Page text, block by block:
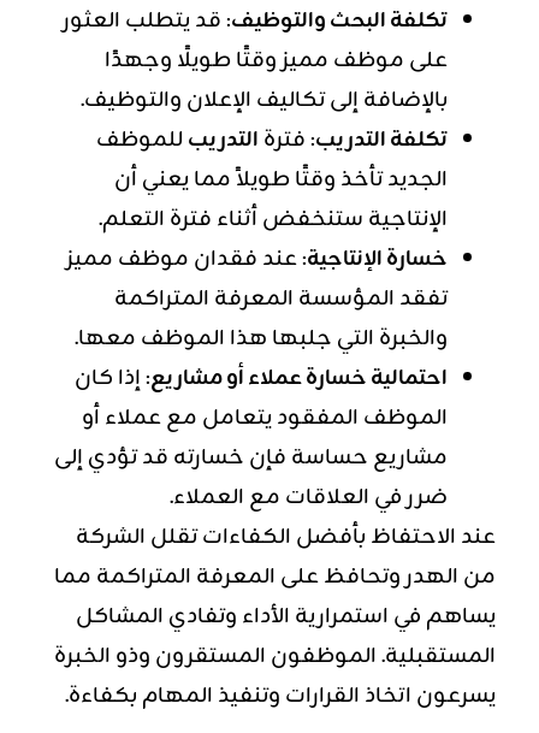
تكلفة البحث والتوظيف: قد يتطلب العثور
على موظف مميز وقتًا طويلًا وجهدًا
بالإضافة إلى تكاليف الإعلان والتوظيف.
تكلفة التدريب: فترةالتدريبللموظف
الجديد تأخذ وقتًا طويلاً مما يعني أن
الإنتاجية ستنخفض أثناء فترة التعلم.
خسارة الإنتاجية: عند فقدان موظف مميز
تفقد المؤسسة المعرفة المتراكمة
والخبرة التي جلبها هذا الموظف معها.
احتمالية خسارة عملاء أو مشاريع: إذا كان
الموظف المفقود يتعامل مع عملاء أو
مشاريع حساسة فإن خسارته قد تؤدي إلى
ضرر في العلاقات مع العملاء.
عند الاحتفاظ بأفضل الكفاءات تقلل الشركة
من الهدر وتحافظ على المعرفة المتراكمة مما
يساهم في استمرارية الأداء وتفادي المشاكل
المستقبلية. الموظفون المستقرون وذو الخبرة
يسرعون اتخاذ القرارات وتنفيذ المهام بكفاءة.